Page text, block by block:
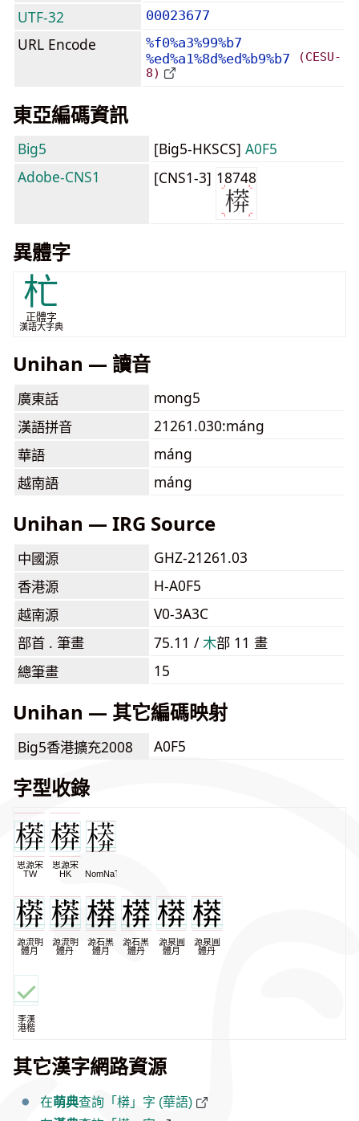
UTF-32 00023677
URL Encode
%f0%a3%99%b7
%ed%a1%8d%ed%b9%b7
(CESU-
8)
東亞編碼資訊
Big5 [Big5-HKSCS] A0F5
Adobe-CNS1
[CNS1-3] 18748
異體字
杧
正體字
漢語大字典
Unihan — 讀音
廣東話
mong5
漢語拼音
21261.030:máng
華語
máng
越南語
máng
Unihan — IRG Source
中國源
GHZ-21261.03
香港源
H-A0F5
越南源
V0-3A3C
部首 . 筆畫
75.11 /⽊部 11 畫
總筆畫
15
Unihan — 其它編碼映射
Big5香港擴充2008 A0F5
字型收錄
思源宋
TW
思源宋
HK
NomNaTong
源流明
體月
源流明
體丹
源石黑
體月
源石黑
體丹
源泉圓
體月
源泉圓
體丹
李漢
港楷
其它漢字網路資源
在萌典查詢「𣙷」字 (華語)